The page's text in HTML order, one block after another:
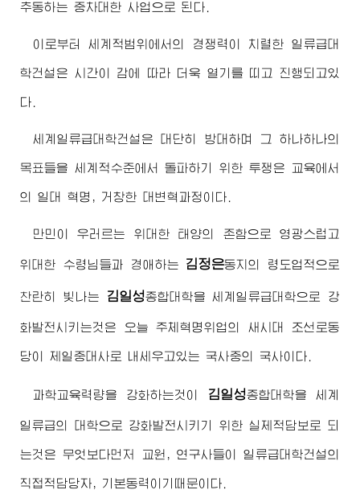
추동하는 중차대한 사업으로 된다.
이로부터 세계적범위에서의 경쟁력이 치렬한 일류급대
학건설은 시간이 감에 따라 더욱 열기를 띠고 진행되고있
다.
세계일류급대학건설은 대단히 방대하며 그 하나하나의
목표들을 세계적수준에서 돌파하기 위한 투쟁은 교육에서
의 일대 혁명, 거창한 대변혁과정이다.
만민이 우러르는 위대한 태양의 존함으로 영광스럽고
위대한 수령님 들과 경애하는 김정은동지의 령도업적으로
찬란히 빛나는 김일성종합대학을 세계일류급대학으로 강
화발전시키는것은 오늘 주체혁명위업의 새시대 조선로동
당이 제일중대사로 내세우고있는 국사중의 국사이다.
과학교육력량을 강화하는것이 김일성종합대학을 세계
일류급의 대학으로 강화발전시키기 위한 실제적담보로 되
는것은 무엇보다먼저 교원, 연구사들이 일류급대학건설의
직접적담당자, 기본동력이기때문이다.